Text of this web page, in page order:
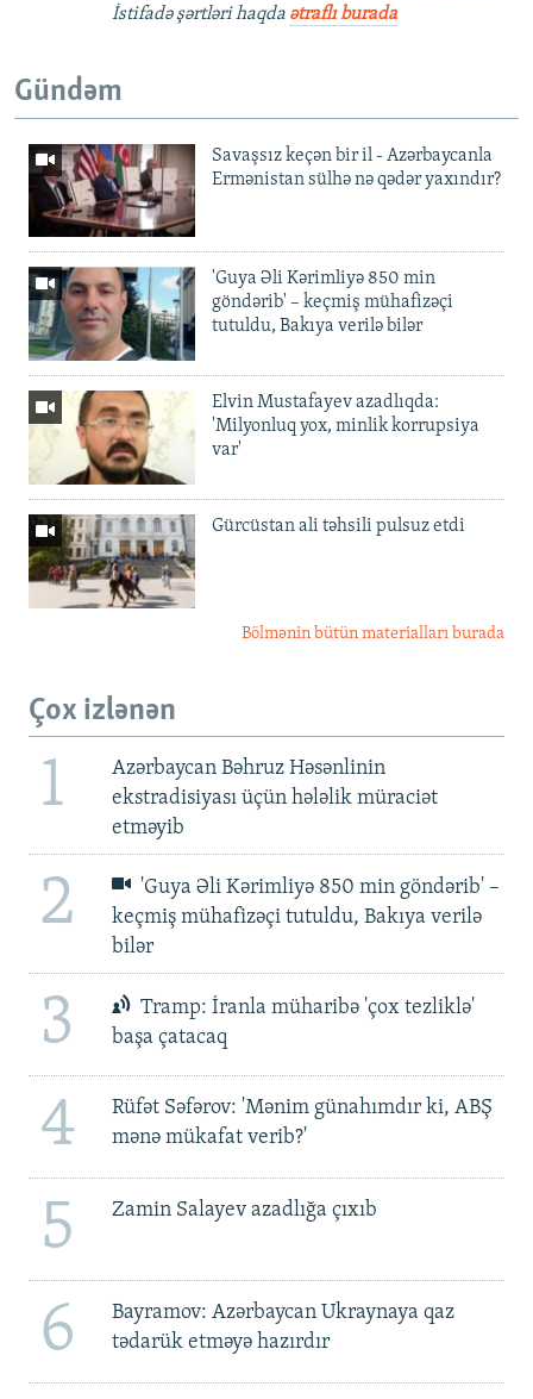
İstifadə şərtləri haqda ətraflı burada
Gündəm
Savaşsız keçən bir il - Azərbaycanla
Ermənistan sülhə nə qədər yaxındır?
'Guya Əli Kərimliyə 850 min
göndərib' – keçmiş mühafizəçi
tutuldu, Bakıya verilə bilər
Elvin Mustafayev azadlıqda:
'Milyonluq yox, minlik korrupsiya
var'
Gürcüstan ali təhsili pulsuz etdi
Bölmənin bütün materialları burada
Çox izlənən
1
Azərbaycan Bəhruz Həsənlinin
ekstradisiyası üçün hələlik müraciət
etməyib
2
'Guya Əli Kərimliyə 850 min göndərib' –
keçmiş mühafizəçi tutuldu, Bakıya verilə
bilər
3
Tramp: İranla müharibə 'çox tezliklə'
başa çatacaq
4
Rüfət Səfərov: 'Mənim günahımdır ki, ABŞ
mənə mükafat verib?'
5 Zamin Salayev azadlığa çıxıb
6
Bayramov: Azərbaycan Ukraynaya qaz
tədarük etməyə hazırdır